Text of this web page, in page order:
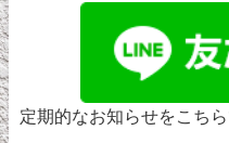
定期的なお知らせをこち